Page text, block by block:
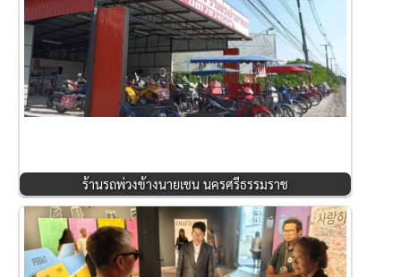
ร้านรถพ่วงข้างนายเชน นครศรีธรรมราช